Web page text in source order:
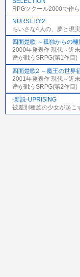
RPGツクール2000で作
NURSERY2
ちいさな4人の、夢と現
四面楚歌 ～孤独からの離
2000年発表作 現代～近
達が戦うSRPG(第1作目)
四面楚歌2 ～魔王の世界
2001年発表作 現代～近
達が戦うSRPG(第2作目)
-新説-UPRISING
被差別種族の少女が起